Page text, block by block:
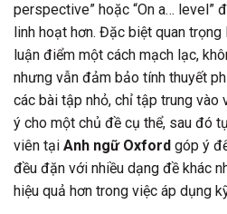
perspective” hoặc “On a… level”
linh hoạt hơn. Đặc biệt quan
luận điểm một cách mạch lạc,
nhưng vẫn đảm bảo tính thuyết
các bài tập nhỏ, chỉ tập trung
ý cho một chủ đề cụ thể, sau đó
viên tại Anh ngữ Oxford góp ý
đều đặn với nhiều dạng đề khác
hiệu quả hơn trong việc áp dụng